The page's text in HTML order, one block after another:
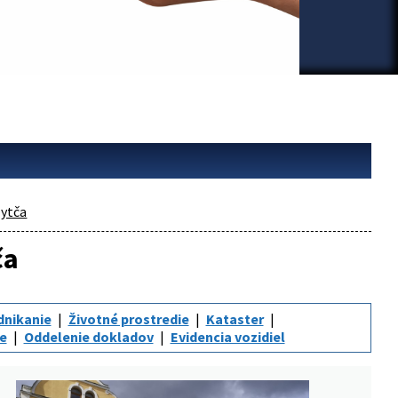
Životné prostredie
Kataster
Oddelenie dokladov Evidencia vozidiel